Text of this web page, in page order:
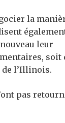
la
leur
soit
l’Illinois.
pas